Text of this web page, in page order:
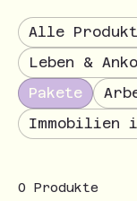
Alle
Leben &
Pakete
0 Produkte